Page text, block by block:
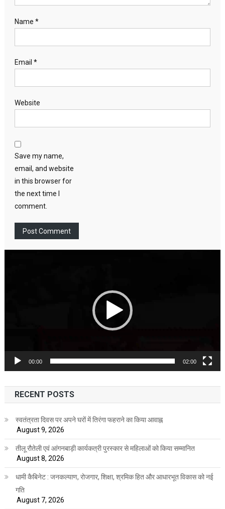
Name *
Email *
Website
Save my name,
email, and website
in this browser for
the next time I
comment.
00:00 02:00
RECENT POSTS
स्वतंत्रता दिवस पर अपने घरों में तिरंगा फहराने का किया आवाह्न
August 9, 2026
तीलू रौतेली एवं आंगनबाड़ी कार्यकत्री पुरस्कार से महिलाओं को किया सम्मानित
August 8, 2026
धामी कैबिनेट : जनकल्याण, रोजगार, शिक्षा, श्रमिक हित और आधारभूत विकास को नई
गति
August 7, 2026